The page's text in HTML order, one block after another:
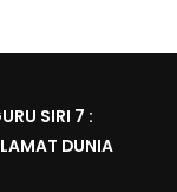
SIRI 7 :
DUNIA